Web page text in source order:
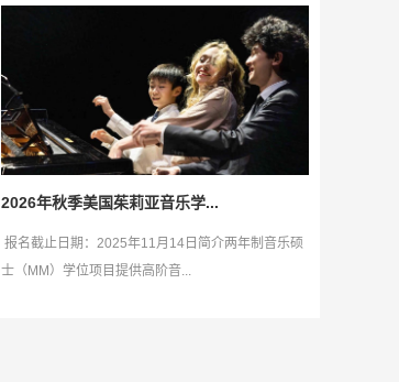
2026年秋季美国茱莉亚音乐学...
报名截止日期：2025年11月14日简介两年制音乐硕
士（MM）学位项目提供高阶音...